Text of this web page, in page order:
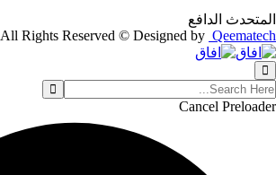
المتحدث الدافع
All Rights Reserved © Designed by Qeematech
Cancel Preloader